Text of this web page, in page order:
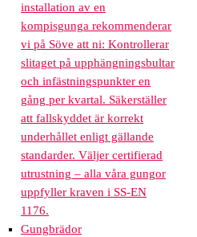
installation av en
kompisgunga rekommenderar
vi på Söve att ni: Kontrollerar
slitaget på upphängningsbultar
och infästningspunkter en
gång per kvartal. Säkerställer
att fallskyddet är korrekt
underhållet enligt gällande
standarder. Väljer certifierad
utrustning – alla våra gungor
uppfyller kraven i SS-EN
1176.
Gungbrädor